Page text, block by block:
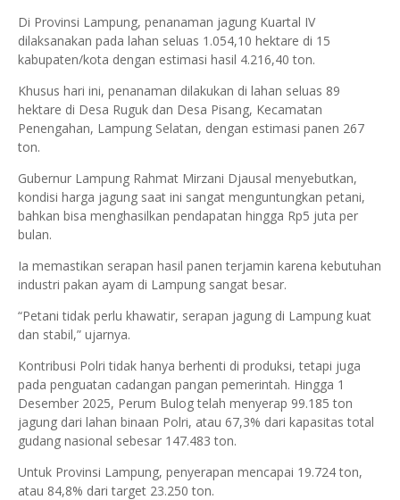
Di Provinsi Lampung, penanaman jagung Kuartal IV
dilaksanakan pada lahan seluas 1.054,10 hektare di 15
kabupaten/kota dengan estimasi hasil 4.216,40 ton.
Khusus hari ini, penanaman dilakukan di lahan seluas 89
hektare di Desa Ruguk dan Desa Pisang, Kecamatan
Penengahan, Lampung Selatan, dengan estimasi panen 267
ton.
Gubernur Lampung Rahmat Mirzani Djausal menyebutkan,
kondisi harga jagung saat ini sangat menguntungkan petani,
bahkan bisa menghasilkan pendapatan hingga Rp5 juta per
bulan.
Ia memastikan serapan hasil panen terjamin karena kebutuhan
industri pakan ayam di Lampung sangat besar.
“Petani tidak perlu khawatir, serapan jagung di Lampung kuat
dan stabil,” ujarnya.
Kontribusi Polri tidak hanya berhenti di produksi, tetapi juga
pada penguatan cadangan pangan pemerintah. Hingga 1
Desember 2025, Perum Bulog telah menyerap 99.185 ton
jagung dari lahan binaan Polri, atau 67,3% dari kapasitas total
gudang nasional sebesar 147.483 ton.
Untuk Provinsi Lampung, penyerapan mencapai 19.724 ton,
atau 84,8% dari target 23.250 ton.